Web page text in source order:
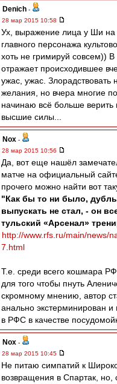
Denich -
28 мар 2015 10:58
Ух, выражение лица у Ши на
главного персонажа
хоть не гримируй совсем))
отражает происходившее
ужас, ужас. Злорадствовать
желания, но вчера многие
начинаю всё больше верить
высшие силы...
Nox -
28 мар 2015 10:56
Да, вот еще нашёл
матче на официальный
прочего можно найти вот
"Как бы то ни было,
выпускать не стал, - он
тульский «Арсенал»
http://www.rfs.ru/main/news/
7.html
Т.е. среди всего кошмара
для того чтобы пнуть
скромному мнению, автор
анально экстерминирован
в РФС в качестве
Nox -
28 мар 2015 10:45
Не питаю симпатий к
возвращения в Спартак, но,